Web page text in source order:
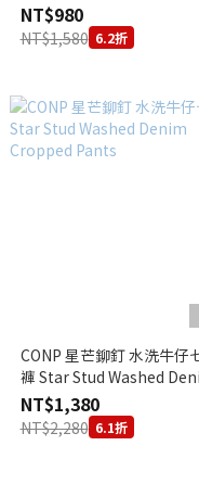
NT$980
NT$1,580 6.2折
CONP 星芒鉚釘 水洗牛仔
褲 Star Stud Washed
Cropped Pants
NT$1,380
NT$2,280 6.1折